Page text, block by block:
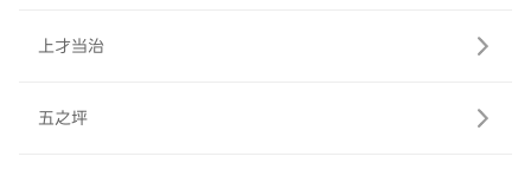
上才当治
五之坪